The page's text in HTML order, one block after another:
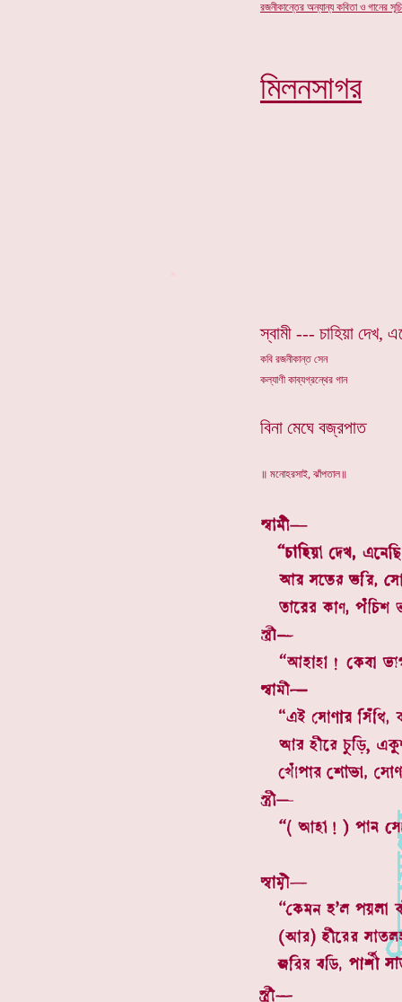
স্বামী --- চাহিয়া দেখ,
কবি রজনীকান্ত সেন
কল্যাণী কাব্যগ্রন্থের গান
বিনা মেঘে বজ্রপাত
॥ মনোহরসাই, ঝাঁপতাল॥
রজনীকান্তের অন্যান্য কবিতা ও গানের
মিলনসাগর